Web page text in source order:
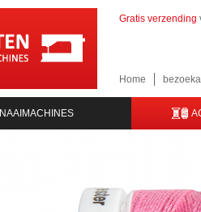
Gratis verzending
Home
NAAIMACHINES